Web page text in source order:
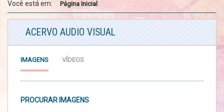
Você está em:
Página Inicial
ACERVO AUDIO VISUAL
IMAGENS VÍDEOS
PROCURAR IMAGENS